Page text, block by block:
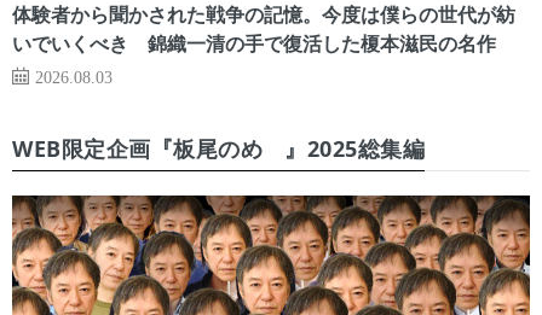
体験者から聞かされた戦争の記憶。今度は僕らの世代が紡
いでいくべき 錦織一清の手で復活した榎本滋民の名作
2026.08.03
WEB限定企画『板尾のめ゙』2025総集編